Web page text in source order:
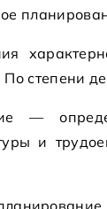
степени
—
и